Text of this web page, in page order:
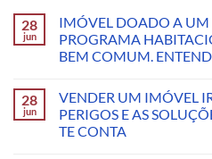
28
jun
IMÓVEL DOADO A UM
PROGRAMA
BEM COMUM.
28
jun
VENDER UM IMÓVEL
PERIGOS E AS
TE CONTA